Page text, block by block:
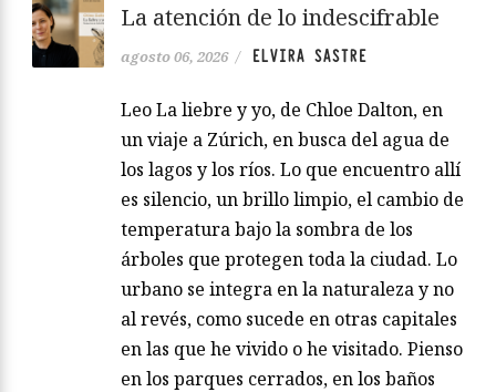
La atención de lo indescifrable
agosto 06, 2026 / ELVIRA SASTRE
Leo La liebre y yo, de Chloe Dalton, en
un viaje a Zúrich, en busca del agua de
los lagos y los ríos. Lo que encuentro allí
es silencio, un brillo limpio, el cambio de
temperatura bajo la sombra de los
árboles que protegen toda la ciudad. Lo
urbano se integra en la naturaleza y no
al revés, como sucede en otras capitales
en las que he vivido o he visitado. Pienso
en los parques cerrados, en los baños